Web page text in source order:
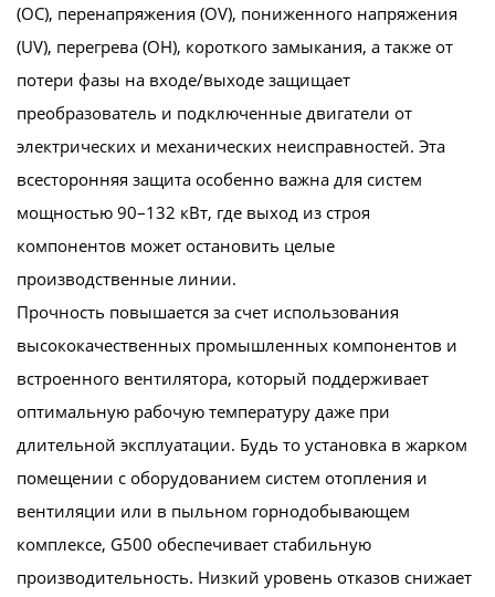
(OC), перенапряжения (OV), пониженного напряжения
(UV), перегрева (OH), короткого замыкания, а также от
потери фазы на входе/выходе защищает
преобразователь и подключенные двигатели от
электрических и механических неисправностей. Эта
всесторонняя защита особенно важна для систем
мощностью 90–132 кВт, где выход из строя
компонентов может остановить целые
производственные линии.
Прочность повышается за счет использования
высококачественных промышленных компонентов и
встроенного вентилятора, который поддерживает
оптимальную рабочую температуру даже при
длительной эксплуатации. Будь то установка в жарком
помещении с оборудованием систем отопления и
вентиляции или в пыльном горнодобывающем
комплексе, G500 обеспечивает стабильную
производительность. Низкий уровень отказов снижает